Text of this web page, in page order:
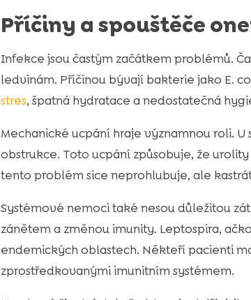
Příčiny a spouštěče
Infekce jsou častým začátkem problémů.
ledvinám. Příčinou bývají bakterie jako E.
stres, špatná hydratace a nedostatečná
Mechanické ucpání hraje významnou roli.
obstrukce. Toto ucpání způsobuje, že
tento problém sice neprohlubuje, ale
Systémové nemoci také nesou důležitou
zánětem a změnou imunity. Leptospira,
endemických oblastech. Někteří pacienti
zprostředkovanými imunitním systémem.